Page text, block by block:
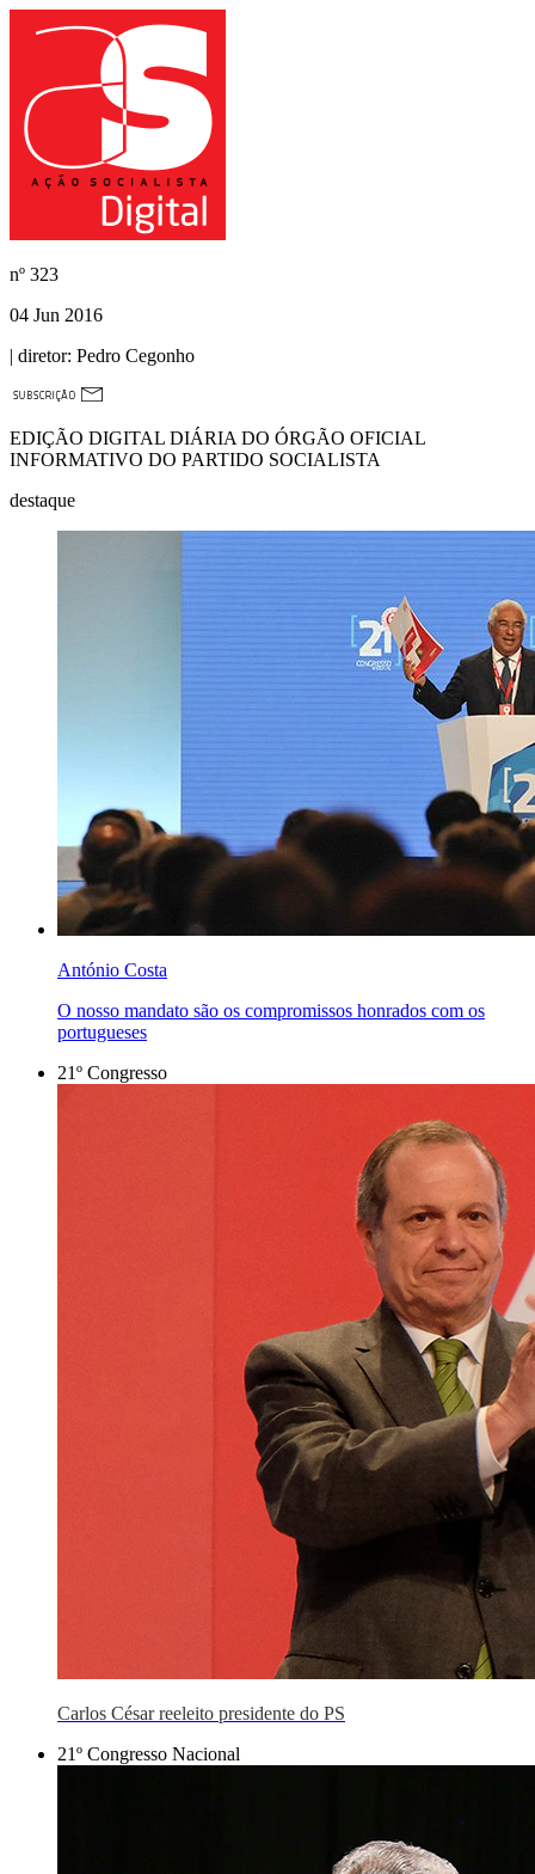
nº 323
04 Jun 2016
| diretor: Pedro Cegonho
EDIÇÃO DIGITAL DIÁRIA DO ÓRGÃO OFICIAL
INFORMATIVO DO PARTIDO SOCIALISTA
destaque
António Costa
O nosso mandato são os compromissos honrados com os
portugueses
21º Congresso
Carlos César reeleito presidente do PS
21º Congresso Nacional